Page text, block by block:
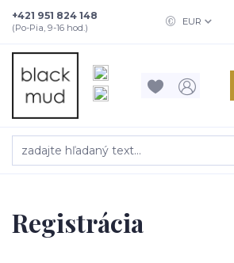
EUR
+421 951 824 148
(Po-Pia, 9-16 hod.)
Registrácia